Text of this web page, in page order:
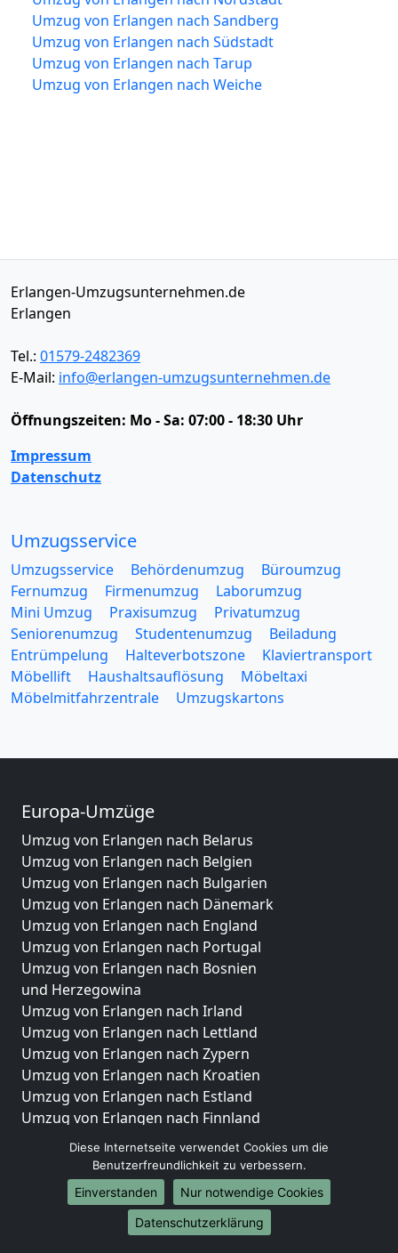
Umzug von Erlangen nach Sandberg
Umzug von Erlangen nach Südstadt
Umzug von Erlangen nach Tarup
Umzug von Erlangen nach Weiche
Erlangen-Umzugsunternehmen.de
Erlangen
Tel.: 01579-2482369
E-Mail: info@erlangen-umzugsunternehmen.de
Öffnungszeiten: Mo - Sa: 07:00 - 18:30 Uhr
Impressum
Datenschutz
Umzugsservice
Umzugsservice Behördenumzug
Büroumzug
Fernumzug
Firmenumzug
Laborumzug
Mini Umzug
Praxisumzug
Privatumzug
Seniorenumzug
Studentenumzug
Beiladung
Entrümpelung
Halteverbotszone
Klaviertransport
Möbellift
Haushaltsauflösung
Möbeltaxi
Möbelmitfahrzentrale
Umzugskartons
Europa-Umzüge
Umzug von Erlangen nach Belarus
Umzug von Erlangen nach Belgien
Umzug von Erlangen nach Bulgarien
Umzug von Erlangen nach Dänemark
Umzug von Erlangen nach England
Umzug von Erlangen nach Portugal
Umzug von Erlangen nach Bosnien
und Herzegowina
Umzug von Erlangen nach Irland
Umzug von Erlangen nach Lettland
Umzug von Erlangen nach Zypern
Umzug von Erlangen nach Kroatien
Umzug von Erlangen nach Estland
Umzug von Erlangen nach Finnland
Umzug von Erlangen nach Frankreich
Umzug von Erlangen nach Griechenland
Umzug von Erlangen nach Italien
Umzug von Erlangen nach Liechtenstein
Umzug von Erlangen nach Luxemburg
Diese Internetseite verwendet Cookies um die
Benutzerfreundlichkeit zu verbessern.
Einverstanden
Nur notwendige Cookies
Datenschutzerklärung